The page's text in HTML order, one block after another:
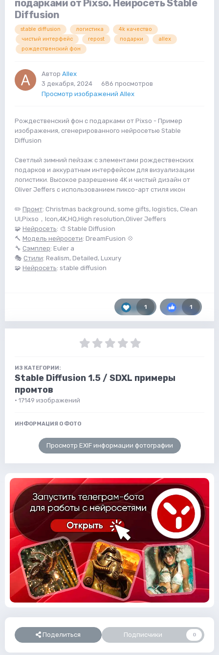
подарками от Pixso. Нейросеть Stable
Diffusion
stable diffusion логистика
4k качество
чистый интерфейс
repost подарки
allex
рождественский фон
Автор Allex
3 декабря, 2024
686 просмотров
Просмотр изображений Allex
Рождественский фон с подарками от Pixso - Пример
изображения, сгенерированного нейросетью Stable
Diffusion
Светлый зимний пейзаж с элементами рождественских
подарков и аккуратным интерфейсом для визуализации
логистики. Высокое разрешение 4K и чистый дизайн от
Oliver Jeffers с использованием пиксо-арт стиля икон
✏️ Промт: Christmas background, some gifts, logistics, Clean
UI,Pixso，Icon,4K,HQ,High resolution,Oliver Jeffers
🧩 Нейросеть: 🎨 Stable Diffusion
🔨 Модель нейросети: DreamFusion 💠
🔧 Сэмплер: Euler a
🎭 Стили: Realism, Detailed, Luxury
🧩 Нейросеть: stable diffusion
1 1
ИЗ КАТЕГОРИИ:
Stable Diffusion 1.5 / SDXL примеры
промтов
· 17149 изображений
ИНФОРМАЦИЯ О ФОТО
Просмотр EXIF информации фотографии
Поделиться Подписчики 0